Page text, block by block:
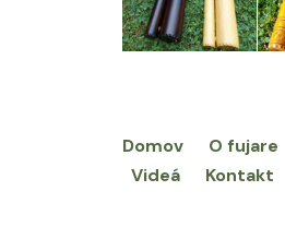
Domov O fujare
Videá
Kontakt